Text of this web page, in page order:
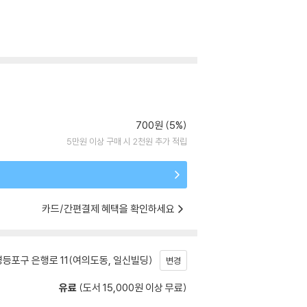
700원 (5%)
5만원 이상 구매 시 2천원 추가 적립
카드/간편결제 혜택을 확인하세요
포구 은행로 11(여의도동, 일신빌딩) 변경
유료 (도서 15,000원 이상 무료)